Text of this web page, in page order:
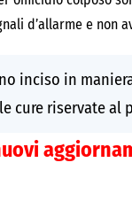
d’allarme e non
inciso in
cure riservate al